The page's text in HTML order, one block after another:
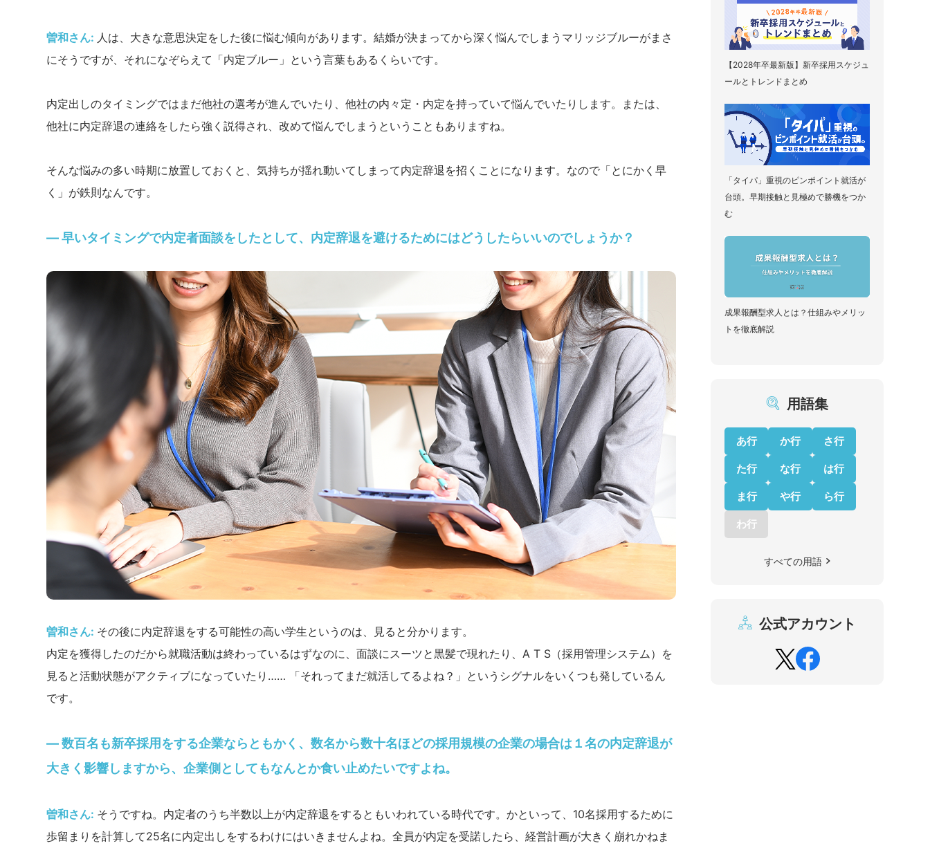
曽和さん: 人は、大きな意思決定をした後に悩む傾向があります。結婚が決まってから深く悩んでしまうマリッジブルーがまさ
にそうですが、それになぞらえて「内定ブルー」という言葉もあるくらいです。
内定出しのタイミングではまだ他社の選考が進んでいたり、他社の内々定・内定を持っていて悩んでいたりします。または、
他社に内定辞退の連絡をしたら強く説得され、改めて悩んでしまうということもありますね。
そんな悩みの多い時期に放置しておくと、気持ちが揺れ動いてしまって内定辞退を招くことになります。なので「とにかく早
く」が鉄則なんです。
― 早いタイミングで内定者面談をしたとして、内定辞退を避けるためにはどうしたらいいのでしょうか？
曽和さん: その後に内定辞退をする可能性の高い学生というのは、見ると分かります。
内定を獲得したのだから就職活動は終わっているはずなのに、面談にスーツと黒髪で現れたり、A T S（採用管理システム）を
見ると活動状態がアクティブになっていたり…… 「それってまだ就活してるよね？」というシグナルをいくつも発しているん
です。
― 数百名も新卒採用をする企業ならともかく、数名から数十名ほどの採用規模の企業の場合は１名の内定辞退が
大きく影響しますから、企業側としてもなんとか食い止めたいですよね。
曽和さん: そうですね。内定者のうち半数以上が内定辞退をするともいわれている時代です。かといって、10名採用するために
歩留まりを計算して25名に内定出しをするわけにはいきませんよね。全員が内定を受諾したら、経営計画が大きく崩れかねま
【2028年卒最新版】新卒採用スケジュ
ールとトレンドまとめ
「タイパ」重視のピンポイント就活が
台頭。早期接触と見極めで勝機をつか
む
成果報酬型求人とは？仕組みやメリッ
トを徹底解説
用語集
あ行 か行 さ行
た行 な行 は行
ま行 や行 ら行
わ行
すべての用語
公式アカウント